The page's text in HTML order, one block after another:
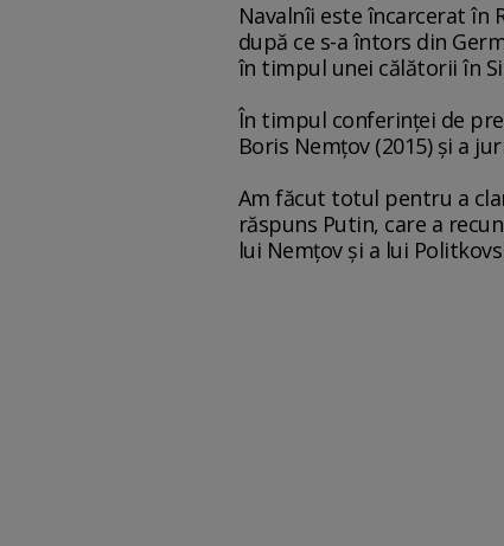
Navalnîi este încarcerat în
după ce s-a întors din
în timpul unei călătorii în
În timpul conferinţei de
Boris Nemţov (2015) şi a
Am făcut totul pentru a
răspuns Putin, care a
lui Nemţov şi a lui